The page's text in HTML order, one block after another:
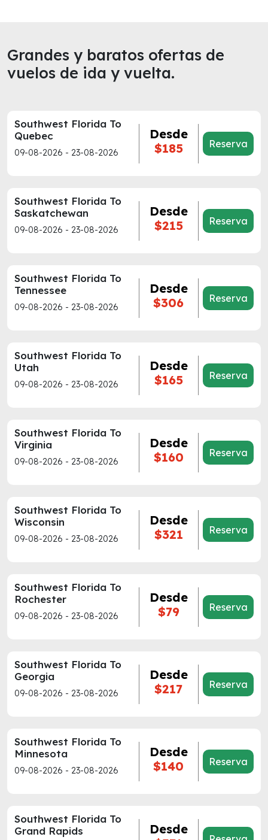
Grandes y baratos ofertas de
vuelos de ida y vuelta.
Southwest Florida To
Quebec
09-08-2026 - 23-08-2026
Desde
$185
Reserva
Southwest Florida To
Saskatchewan
09-08-2026 - 23-08-2026
Desde
$215
Reserva
Southwest Florida To
Tennessee
09-08-2026 - 23-08-2026
Desde
$306
Reserva
Southwest Florida To
Utah
09-08-2026 - 23-08-2026
Desde
$165
Reserva
Southwest Florida To
Virginia
09-08-2026 - 23-08-2026
Desde
$160
Reserva
Southwest Florida To
Wisconsin
09-08-2026 - 23-08-2026
Desde
$321
Reserva
Southwest Florida To
Rochester
09-08-2026 - 23-08-2026
Desde
$79
Reserva
Southwest Florida To
Georgia
09-08-2026 - 23-08-2026
Desde
$217
Reserva
Southwest Florida To
Minnesota
09-08-2026 - 23-08-2026
Desde
$140
Reserva
Southwest Florida To
Grand Rapids
Desde